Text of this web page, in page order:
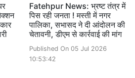
Fatehpur News: भ्रष्ट तंत्र में
पिस रही जनता ! मस्ती में नगर
पालिका, सभासद ने दी आंदोलन की
चेतावनी, डीएम से कार्रवाई की मांग
Published On 05 Jul 2026
10:53:42